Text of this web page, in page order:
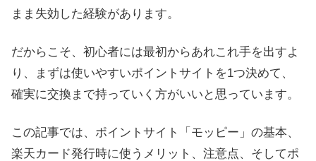
まま失効した経験があります。
だからこそ、初心者には最初からあれこれ手を出すよ
り、まずは使いやすいポイントサイトを1つ決めて、
確実に交換まで持っていく方がいいと思っています。
この記事では、ポイントサイト「モッピー」の基本、
楽天カード発行時に使うメリット、注意点、そしてポ